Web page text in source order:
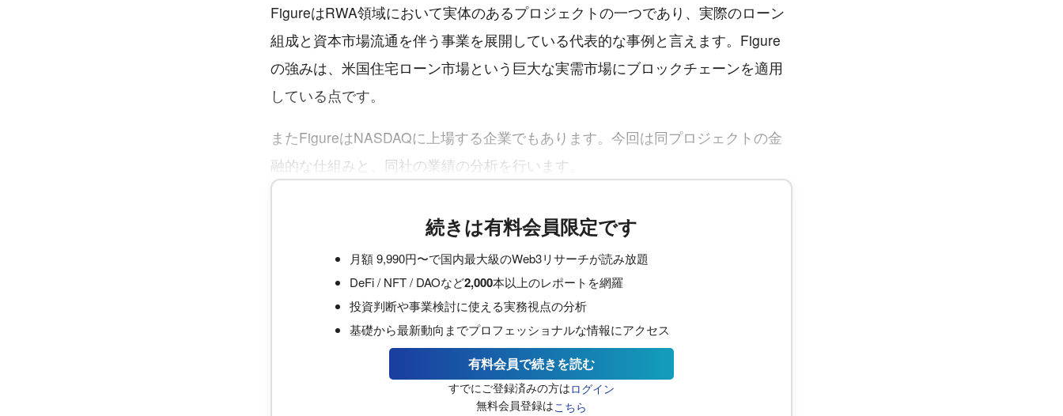
FigureはRWA領域において実体のあるプロジェクトの一つであり、実際のローン
組成と資本市場流通を伴う事業を展開している代表的な事例と言えます。Figure
の強みは、米国住宅ローン市場という巨大な実需市場にブロックチェーンを適用
している点です。
またFigureはNASDAQに上場する企業でもあります。今回は同プロジェクトの金
融的な仕組みと、同社の業績の分析を行います。
続きは有料会員限定です
月額 9,990円〜で国内最大級のWeb3リサーチが読み放題
DeFi / NFT / DAOなど2,000本以上のレポートを網羅
投資判断や事業検討に使える実務視点の分析
基礎から最新動向までプロフェッショナルな情報にアクセス
有料会員で続きを読む
すでにご登録済みの方はログイン
無料会員登録はこちら